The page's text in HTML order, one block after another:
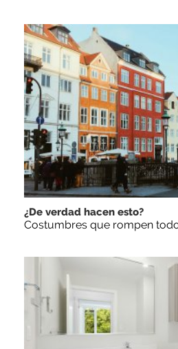
¿De verdad hacen esto?
Costumbres que rompen